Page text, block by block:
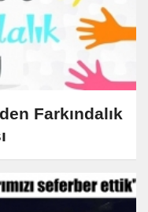
Farkındalık